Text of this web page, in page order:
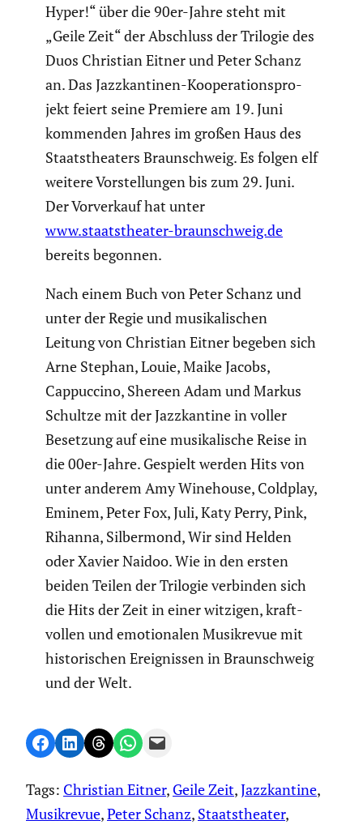
Hyper!“ über die 90er-Jahre steht mit
„Geile Zeit“ der Abschluss der Trilogie des
Duos Christian Eitner und Peter Schanz
an. Das Jazzkan­tinen-Koope­ra­ti­ons­pro­
jekt feiert seine Premiere am 19. Juni
kommenden Jahres im großen Haus des
Staats­thea­ters Braun­schweig. Es folgen elf
weitere Vorstel­lungen bis zum 29. Juni.
Der Vorver­kauf hat unter
www.staatstheater-braunschweig.de
bereits begonnen.
Nach einem Buch von Peter Schanz und
unter der Regie und musika­li­schen
Leitung von Christian Eitner begeben sich
Arne Stephan, Louie, Maike Jacobs,
Cappuc­cino, Shereen Adam und Markus
Schultze mit der Jazzkan­tine in voller
Besetzung auf eine musika­li­sche Reise in
die 00er-Jahre. Gespielt werden Hits von
unter anderem Amy Winehouse, Coldplay,
Eminem, Peter Fox, Juli, Katy Perry, Pink,
Rihanna, Silber­mond, Wir sind Helden
oder Xavier Naidoo. Wie in den ersten
beiden Teilen der Trilogie verbinden sich
die Hits der Zeit in einer witzigen, kraft­
vollen und emotio­nalen Musik­revue mit
histo­ri­schen Ereig­nissen in Braun­schweig
und der Welt.
Share on Facebook
Share on LinkedIn
Share on Threads
Share on WhatsApp
Email this Page
Tags: Christian Eitner, Geile Zeit, Jazzkantine
Musikrevue, Peter Schanz, Staatstheater